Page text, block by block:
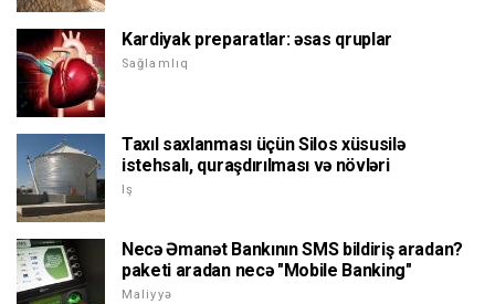
Kardiyak preparatlar: əsas qruplar
Sağlamlıq
Taxıl saxlanması üçün Silos xüsusilə
istehsalı, quraşdırılması və növləri
Iş
Necə Əmanət Bankının SMS bildiriş aradan?
paketi aradan necə "Mobile Banking"
Maliyyə